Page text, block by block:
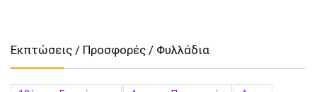
Εκπτώσεις / Προσφορές / Φυλλάδια